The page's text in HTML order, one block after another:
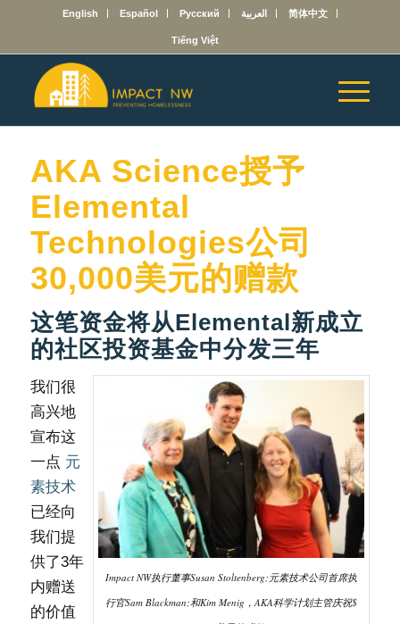
English Español Русский العربية 简体中文
Tiếng Việt
AKA Science授予
Elemental
Technologies公司
30,000美元的赠款
这笔资金将从Elemental新成立
的社区投资基金中分发三年
Impact NW执行董事Susan Stoltenberg;元素技术公司首席执
行官Sam Blackman;和Kim Menig，AKA科学计划主管庆祝$
我们很
高兴地
宣布这
一点 元
素技术
已经向
我们提
供了3年
内赠送
的价值